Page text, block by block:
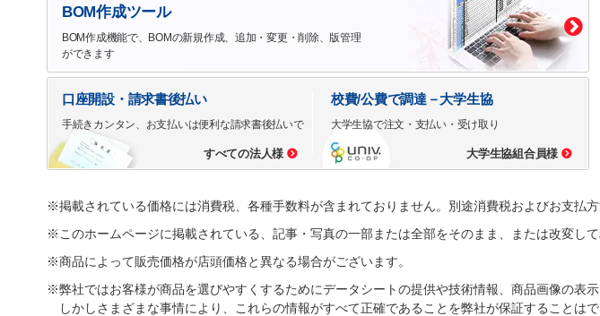
BOM作成ツール
BOM作成機能で、BOMの新規作成、追加・変更・削除、版管理
ができます
口座開設・請求書後払い
手続きカンタン、お支払いは便利な請求書後払いで
すべての法人様
校費/公費で調達－大学生協
大学生協で注文・支払い・受け取り
大学生協組合員様
※掲載されている価格には消費税、各種手数料が含まれておりません。別途消費税およびお支払
※このホームページに掲載されている、記事・写真の一部または全部をそのまま、または改変し
※商品によって販売価格が店頭価格と異なる場合がございます。
※弊社ではお客様が商品を選びやすくするためにデータシートの提供や技術情報、商品画像の表示
しかしさまざまな事情により、これらの情報がすべて正確であることを弊社が保証することはで